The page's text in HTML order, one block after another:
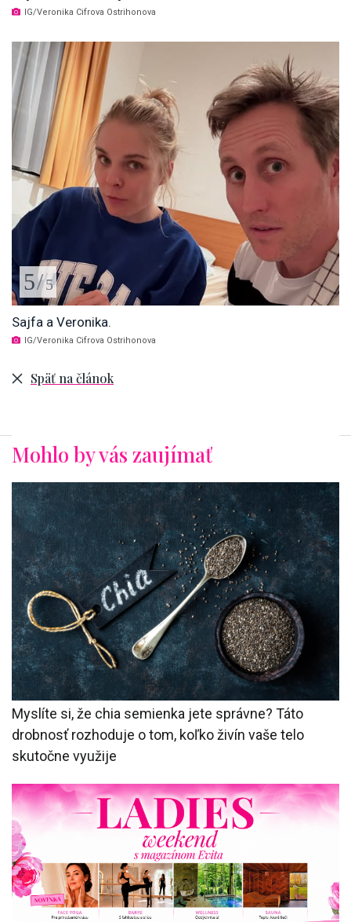
IG/Veronika Cifrova Ostrihonova
5/5
Sajfa a Veronika.
IG/Veronika Cifrova Ostrihonova
Späť na článok
Mohlo by vás zaujímať
Myslíte si, že chia semienka jete správne? Táto
drobnosť rozhoduje o tom, koľko živín vaše telo
skutočne využije